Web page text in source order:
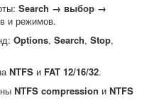
Search → выбор →
и режимов.
Options, Search, Stop,
NTFS и FAT 12/16/32.
NTFS compression и NTFS